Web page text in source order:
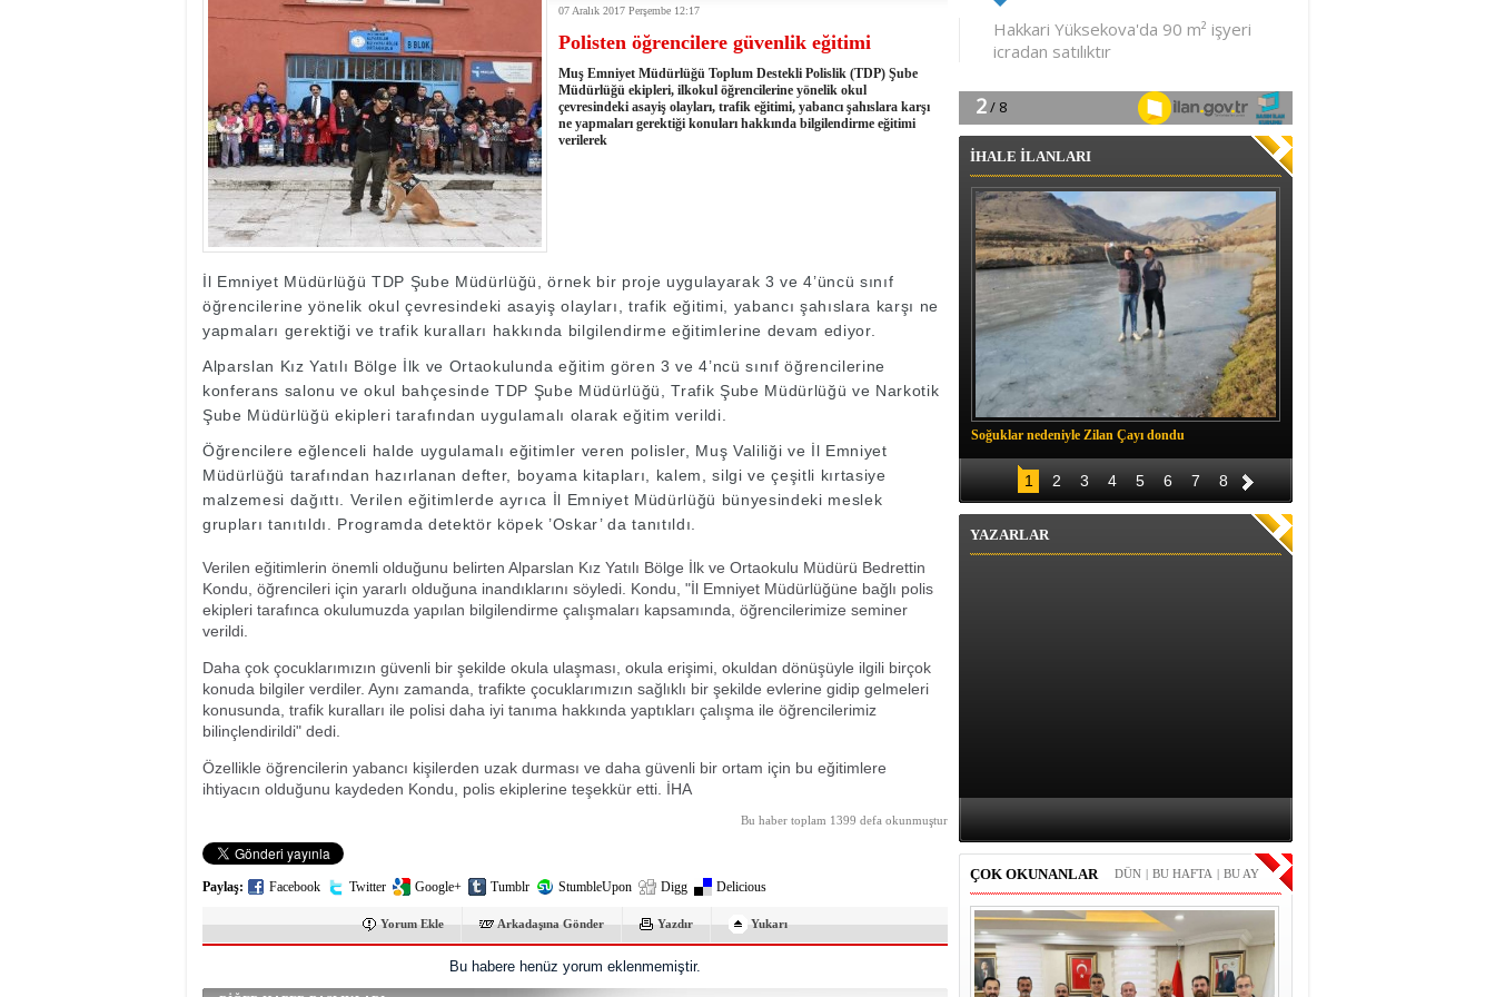
17:35- Hakkari'ye Raftingde Çifte Gurur
17:32- Dağcı Yüksel Işık'ın izini köylüler buldu
17:30- Hayvanlar Şarbona karşı aşılanıyor
17:27- Hakkari'de yaz ortasında kış manzarası
19:22- Cennet-Cehennem Vadisi'nde tarihi güreş finali
19:19 - CHP Hakkari ve 26 il başkanını görevden aldı
19:17- Cennet Cehennem Vadisi'nde şampiyonluk mücadelesi start aldı
19:13- Bakan Yardımcısı Çelik, Aşiret Lideri Keskin'i ziyaret etti
19:10- Hakkari'de 503 kilogram Esrar ele geçirildi
19:08- Bakan Yardımcısı Ali Çelik Hakkari’de sevgi seli
07 Aralık 2017 Perşembe 12:17
Polisten öğrencilere güvenlik eğitimi
Muş Emniyet Müdürlüğü Toplum Destekli Polislik (TDP) Şube
Müdürlüğü ekipleri, ilkokul öğrencilerine yönelik okul
çevresindeki asayiş olayları, trafik eğitimi, yabancı şahıslara karşı
ne yapmaları gerektiği konuları hakkında bilgilendirme eğitimi
verilerek
İl Emniyet Müdürlüğü TDP Şube Müdürlüğü, örnek bir proje uygulayarak 3 ve 4’üncü sınıf
öğrencilerine yönelik okul çevresindeki asayiş olayları, trafik eğitimi, yabancı şahıslara karşı ne
yapmaları gerektiği ve trafik kuralları hakkında bilgilendirme eğitimlerine devam ediyor.
Alparslan Kız Yatılı Bölge İlk ve Ortaokulunda eğitim gören 3 ve 4’ncü sınıf öğrencilerine
konferans salonu ve okul bahçesinde TDP Şube Müdürlüğü, Trafik Şube Müdürlüğü ve Narkotik
Şube Müdürlüğü ekipleri tarafından uygulamalı olarak eğitim verildi.
Öğrencilere eğlenceli halde uygulamalı eğitimler veren polisler, Muş Valiliği ve İl Emniyet
Müdürlüğü tarafından hazırlanan defter, boyama kitapları, kalem, silgi ve çeşitli kırtasiye
malzemesi dağıttı. Verilen eğitimlerde ayrıca İl Emniyet Müdürlüğü bünyesindeki meslek
grupları tanıtıldı. Programda detektör köpek ’Oskar’ da tanıtıldı.
Verilen eğitimlerin önemli olduğunu belirten Alparslan Kız Yatılı Bölge İlk ve Ortaokulu Müdürü Bedrettin
Kondu, öğrencileri için yararlı olduğuna inandıklarını söyledi. Kondu, "İl Emniyet Müdürlüğüne bağlı polis
ekipleri tarafınca okulumuzda yapılan bilgilendirme çalışmaları kapsamında, öğrencilerimize seminer
verildi.
Daha çok çocuklarımızın güvenli bir şekilde okula ulaşması, okula erişimi, okuldan dönüşüyle ilgili birçok
konuda bilgiler verdiler. Aynı zamanda, trafikte çocuklarımızın sağlıklı bir şekilde evlerine gidip gelmeleri
konusunda, trafik kuralları ile polisi daha iyi tanıma hakkında yaptıkları çalışma ile öğrencilerimiz
bilinçlendirildi" dedi.
Özellikle öğrencilerin yabancı kişilerden uzak durması ve daha güvenli bir ortam için bu eğitimlere
ihtiyacın olduğunu kaydeden Kondu, polis ekiplerine teşekkür etti. İHA
Bu haber toplam 1399 defa okunmuştur
Paylaş: Facebook Twitter Google+ Tumblr StumbleUpon Digg Delicious
Yorum Ekle Arkadaşına Gönder Yazdır Yukarı
Bu habere henüz yorum eklenmemiştir.
İHALE İLANLARI
Soğuklar nedeniyle Zilan Çayı dondu
1 2 3 4 5 6 7 8
YAZARLAR
ÇOK OKUNANLAR BU AY
|
BU HAFTA
|
DÜN